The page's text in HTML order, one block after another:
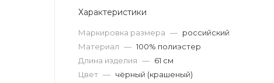
Характеристики
Маркировка размера — российский
Материал — 100% полиэстер
Длина изделия — 61 см
Цвет — чёрный (крашеный)